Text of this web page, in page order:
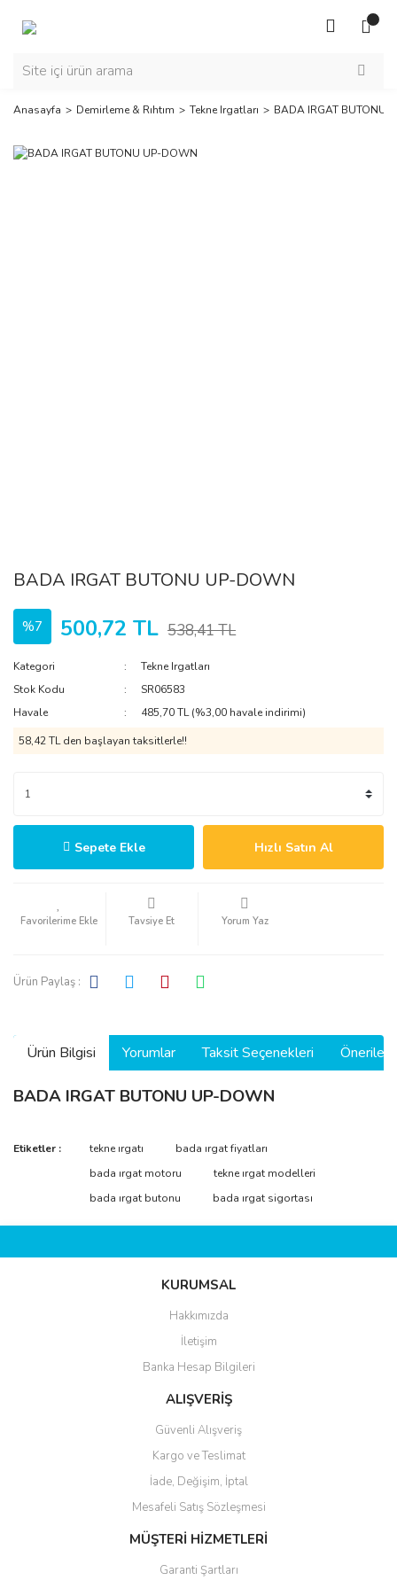
Anasayfa Demirleme & Rıhtım Tekne Irgatları BADA IRGAT BUTONU
BADA IRGAT BUTONU UP-DOWN
%7 500,72 TL 538,41 TL
Kategori
Tekne Irgatları
Stok Kodu
SR06583
Havale
485,70 TL (%3,00 havale indirimi)
58,42 TL den başlayan taksitlerle!!
Sepete Ekle Hızlı Satın Al
Tavsiye Et Yorum Yaz
Ürün Paylaş :
Ürün Bilgisi Yorumlar Taksit Seçenekleri
BADA IRGAT BUTONU UP-DOWN
Bu ürüne ilk yorumu siz yapın!
Yorum Yaz
Bu ürünün fiyat bilgisi, resim, ürün açıklamalarında ve diğer
tarafımıza iletebilirsiniz.
Görüş ve önerileriniz için teşekkür ederiz.
Ürün bilgilerinde hatalar bulunuyor.
Ürün fiyatı diğer sitelerden daha pahalı.
Bu ürüne benzer farklı alternatifler olmalı.
Gönder
Etiketler : tekne ırgatı
bada ırgat fiyatları
bada ırgat motoru
tekne ırgat modelleri
bada ırgat butonu
bada ırgat sigortası
KURUMSAL
Hakkımızda
İletişim
Banka Hesap Bilgileri
ALIŞVERİŞ
Güvenli Alışveriş
Kargo ve Teslimat
İade, Değişim, İptal
Mesafeli Satış Sözleşmesi
MÜŞTERİ HİZMETLERİ
Garanti Şartları